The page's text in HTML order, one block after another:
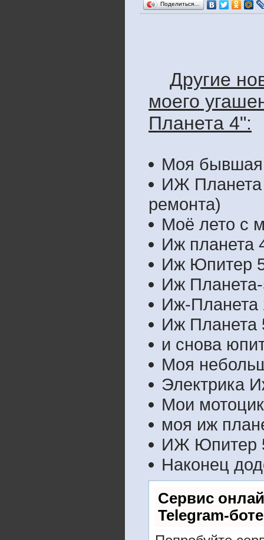
Поделиться…
Другие
моего
Планета 4":
Моя
ИЖ Планета
ремонта)
Моё лето с
Иж планета
Иж Юпитер
Иж
Иж-Планета
Иж Планета
и снова
Моя
Электрика
Мои
моя иж
ИЖ Юпитер
Наконец
Сервис
Telegram-боте